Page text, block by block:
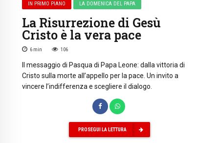
IN PRIMO PIANO LA DOMENICA DEL PAPA
La Risurrezione di Gesù
Cristo è la vera pace
6 min 106
Il messaggio di Pasqua di Papa Leone: dalla vittoria di
Cristo sulla morte all’appello per la pace. Un invito a
vincere l’indifferenza e scegliere il dialogo.
PROSEGUI LA LETTURA